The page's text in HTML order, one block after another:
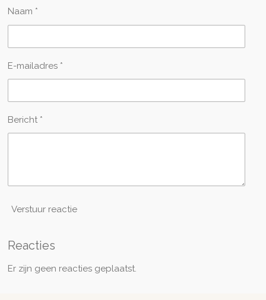
Naam *
E-mailadres *
Bericht *
Verstuur reactie
Reacties
Er zijn geen reacties geplaatst.